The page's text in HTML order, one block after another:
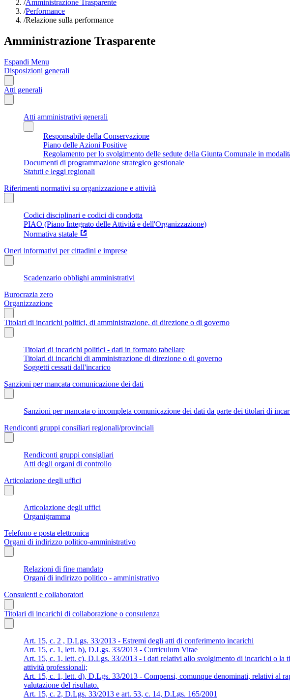
/Amministrazione Trasparente
/Performance
/Relazione sulla performance
Amministrazione Trasparente
Espandi Menu
Disposizioni generali
Atti generali
Atti amministrativi generali
Responsabile della Conservazione
Piano delle Azioni Positive
Regolamento per lo svolgimento delle sedute della Giunta Comunale in
Documenti di programmazione strategico gestionale
Statuti e leggi regionali
Riferimenti normativi su organizzazione e attività
Codici disciplinari e codici di condotta
PIAO (Piano Integrato delle Attività e dell'Organizzazione)
Normativa statale
Oneri informativi per cittadini e imprese
Scadenzario obblighi amministrativi
Burocrazia zero
Organizzazione
Titolari di incarichi politici, di amministrazione, di direzione o di governo
Titolari di incarichi politici - dati in formato tabellare
Titolari di incarichi di amministrazione di direzione o di governo
Soggetti cessati dall'incarico
Sanzioni per mancata comunicazione dei dati
Sanzioni per mancata o incompleta comunicazione dei dati da parte dei titolari di
Rendiconti gruppi consiliari regionali/provinciali
Rendiconti gruppi consigliari
Atti degli organi di controllo
Articolazione degli uffici
Articolazione degli uffici
Organigramma
Telefono e posta elettronica
Organi di indirizzo politico-amministrativo
Relazioni di fine mandato
Organi di indirizzo politico - amministrativo
Consulenti e collaboratori
Titolari di incarichi di collaborazione o consulenza
Art. 15, c. 2 , D.Lgs. 33/2013 - Estremi degli atti di conferimento incarichi
Art. 15, c. 1, lett. b), D.Lgs. 33/2013 - Curriculum Vitae
Art. 15, c. 1, lett. c), D.Lgs. 33/2013 - i dati relativi allo svolgimento di incarichi o
attività professionali;
Art. 15, c. 1, lett. d), D.Lgs. 33/2013 - Compensi, comunque denominati, relativi al
valutazione del risultato.
Art. 15, c. 2, D.Lgs. 33/2013 e art. 53, c. 14, D.Lgs. 165/2001